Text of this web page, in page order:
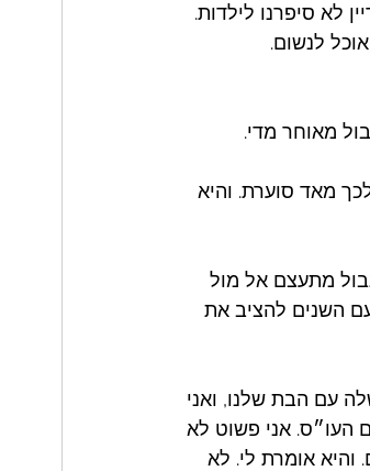
לא סיפרנו לילדות.
לנשום.
מאוחר מדי.
מאד סוערת. והיא
מתעצם אל מול
השנים להציב את
עם הבת שלנו, ואני
העו״ס. אני פשוט לא
והיא אומרת לי. לא